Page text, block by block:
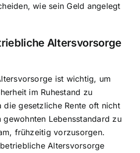
wie sein Geld angelegt
Altersvorsorge
ist wichtig, um
im Ruhestand zu
die gesetzliche Rente oft nicht
gewohnten Lebensstandard zu
frühzeitig vorzusorgen.
Altersvorsorge